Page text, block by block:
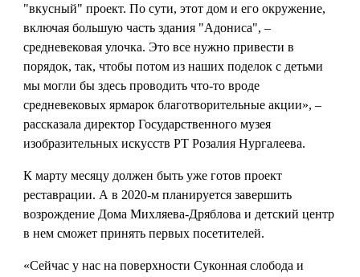
"вкусный" проект. По сути, этот дом и его окружение,
включая большую часть здания "Адониса", –
средневековая улочка. Это все нужно привести в
порядок, так, чтобы потом из наших поделок с детьми
мы могли бы здесь проводить что-то вроде
средневековых ярмарок благотворительные акции», –
рассказала директор Государственного музея
изобразительных искусств РТ Розалия Нургалеева.
К марту месяцу должен быть уже готов проект
реставрации. А в 2020-м планируется завершить
возрождение Дома Михляева-Дряблова и детский центр
в нем сможет принять первых посетителей.
«Сейчас у нас на поверхности Суконная слобода и